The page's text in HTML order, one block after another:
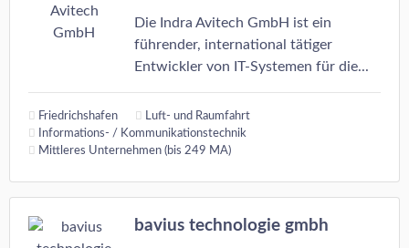
Die Indra Avitech GmbH ist ein
führender, international tätiger
Entwickler von IT-Systemen für die...
Friedrichshafen
Luft- und Raumfahrt
Informations- / Kommunikationstechnik
Mittleres Unternehmen (bis 249 MA)
bavius technologie gmbh